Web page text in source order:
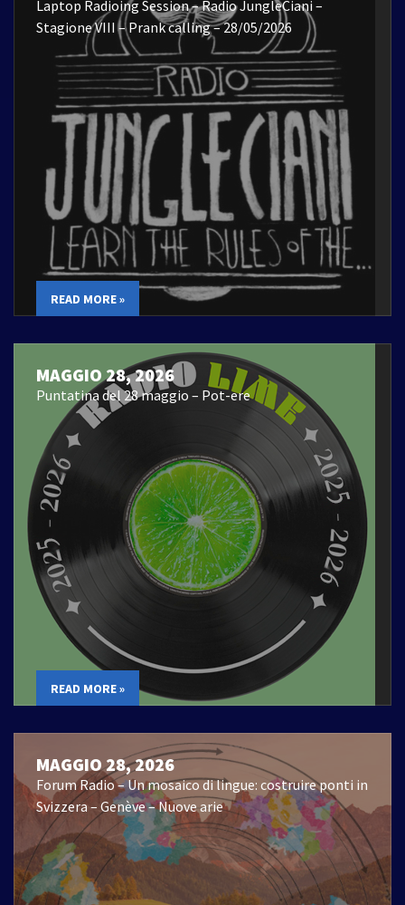
Laptop Radioing Session – Radio JungleCiani –
Stagione VIII – Prank calling – 28/05/2026
READ MORE »
MAGGIO 28, 2026
Puntatina del 28 maggio – Pot-ere
READ MORE »
MAGGIO 28, 2026
Forum Radio – Un mosaico di lingue: costruire ponti in
Svizzera – Genève – Nuove arie